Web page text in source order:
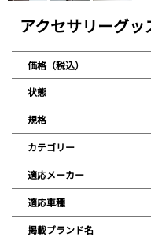
アクセサリーグ
価格（税込）
状態
規格
カテゴリー
適応メーカー
適応車種
掲載ブランド名